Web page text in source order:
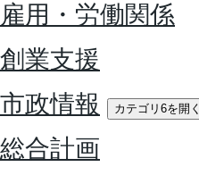
雇用・労働関係
創業支援
市政情報
カテゴリ6を開く
総合計画